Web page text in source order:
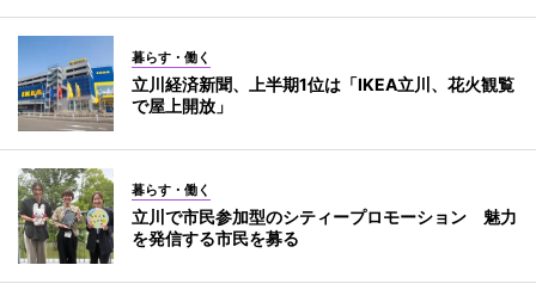
暮らす・働く
立川経済新聞、上半期1位は「IKEA立川、花火観覧
で屋上開放」
暮らす・働く
立川で市民参加型のシティープロモーション 魅力
を発信する市民を募る